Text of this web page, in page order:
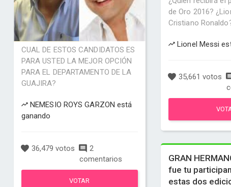
CUAL DE ESTOS CANDIDATOS ES
PARA USTED LA MEJOR OPCIÓN
PARA EL DEPARTAMENTO DE LA
GUAJIRA?
NEMESIO ROYS GARZON está
ganando
36,479 votos
2
comentarios
VOTAR
de Oro 2016?
Cristiano
Lionel Messi
35,661 votos
GRAN
fue tu
estas dos